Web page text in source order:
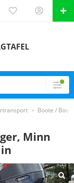
Boote /
Minn